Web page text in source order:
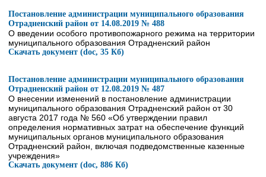
Постановление администрации муниципального образования
Отрадненский район от 14.08.2019 № 488
О введении особого противопожарного режима на территории
муниципального образования Отрадненский район
Скачать документ (doc, 35 Кб)
Постановление администрации муниципального образования
Отрадненский район от 12.08.2019 № 487
О внесении изменений в постановление администрации
муниципального образования Отрадненский район от 30
августа 2017 года № 560 «Об утверждении правил
определения нормативных затрат на обеспечение функций
муниципальных органов муниципального образования
Отрадненский район, включая подведомственные казенные
учреждения»
Скачать документ (doc, 886 Кб)